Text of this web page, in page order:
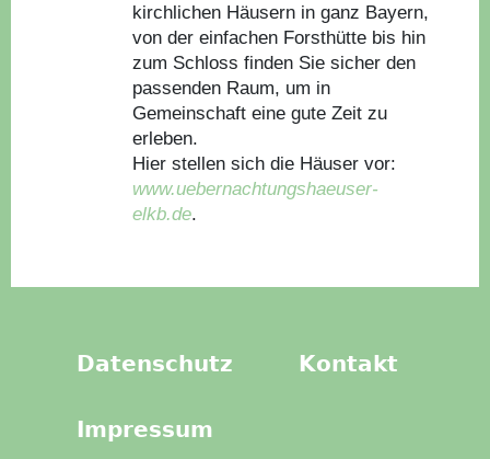
kirchlichen Häusern in ganz Bayern,
von der einfachen Forsthütte bis hin
zum Schloss finden Sie sicher den
passenden Raum, um in
Gemeinschaft eine gute Zeit zu
erleben.
Hier stellen sich die Häuser vor:
www.uebernachtungshaeuser-
elkb.de.
Datenschutz Kontakt
Impressum